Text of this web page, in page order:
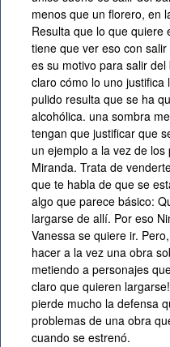
menos que un florero, en
Resulta que lo que
tiene que ver eso con
es su motivo para salir
claro cómo lo uno
pulido resulta que se ha
alcohólica. una sombra
tengan que justificar que
un ejemplo a la vez de
Miranda. Trata de
que te habla de que se
algo que parece básico:
largarse de allí. Por eso
Vanessa se quiere ir.
hacer a la vez una obra
metiendo a personajes
claro que quieren
pierde mucho la defensa
problemas de una obra
cuando se estrenó.